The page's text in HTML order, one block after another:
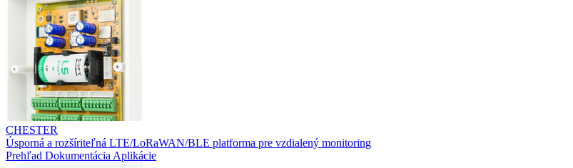
CHESTER
Úsporná a rozšíriteľná LTE/LoRaWAN/BLE platforma pre vzdialený monitoring
Prehľad Dokumentácia Aplikácie